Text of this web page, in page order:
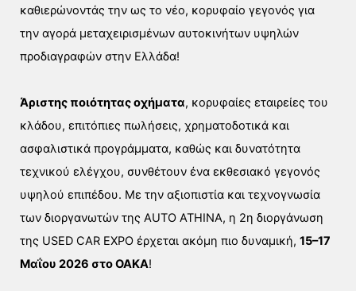
καθιερώνοντάς την ως το νέο, κορυφαίο γεγονός για
την αγορά μεταχειρισμένων αυτοκινήτων υψηλών
προδιαγραφών στην Ελλάδα!
Άριστης ποιότητας οχήματα, κορυφαίες εταιρείες του
κλάδου, επιτόπιες πωλήσεις, χρηματοδοτικά και
ασφαλιστικά προγράμματα, καθώς και δυνατότητα
τεχνικού ελέγχου, συνθέτουν ένα εκθεσιακό γεγονός
υψηλού επιπέδου. Με την αξιοπιστία και τεχνογνωσία
των διοργανωτών της AUTO ATHINA, η 2η διοργάνωση
της USED CAR EXPO έρχεται ακόμη πιο δυναμική, 15–17
Μαΐου 2026 στο ΟΑΚΑ!